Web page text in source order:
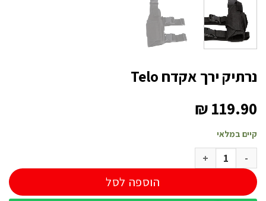
נרתיק ירך אקדח Telo
₪119.90
קיים במלאי
כמות של נרתיק ירך אקדח Telo
הוספה לסל